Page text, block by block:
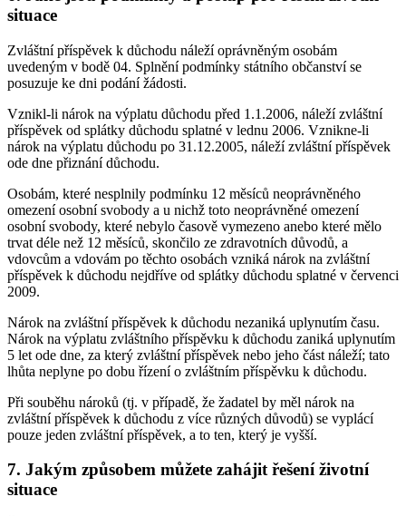
situace
Zvláštní příspěvek k důchodu náleží oprávněným osobám
uvedeným v bodě 04. Splnění podmínky státního občanství se
posuzuje ke dni podání žádosti.
Vznikl-li nárok na výplatu důchodu před 1.1.2006, náleží zvláštní
příspěvek od splátky důchodu splatné v lednu 2006. Vznikne-li
nárok na výplatu důchodu po 31.12.2005, náleží zvláštní příspěvek
ode dne přiznání důchodu.
Osobám, které nesplnily podmínku 12 měsíců neoprávněného
omezení osobní svobody a u nichž toto neoprávněné omezení
osobní svobody, které nebylo časově vymezeno anebo které mělo
trvat déle než 12 měsíců, skončilo ze zdravotních důvodů, a
vdovcům a vdovám po těchto osobách vzniká nárok na zvláštní
příspěvek k důchodu nejdříve od splátky důchodu splatné v červenci
2009.
Nárok na zvláštní příspěvek k důchodu nezaniká uplynutím času.
Nárok na výplatu zvláštního příspěvku k důchodu zaniká uplynutím
5 let ode dne, za který zvláštní příspěvek nebo jeho část náleží; tato
lhůta neplyne po dobu řízení o zvláštním příspěvku k důchodu.
Při souběhu nároků (tj. v případě, že žadatel by měl nárok na
zvláštní příspěvek k důchodu z více různých důvodů) se vyplácí
pouze jeden zvláštní příspěvek, a to ten, který je vyšší.
7. Jakým způsobem můžete zahájit řešení životní
situace